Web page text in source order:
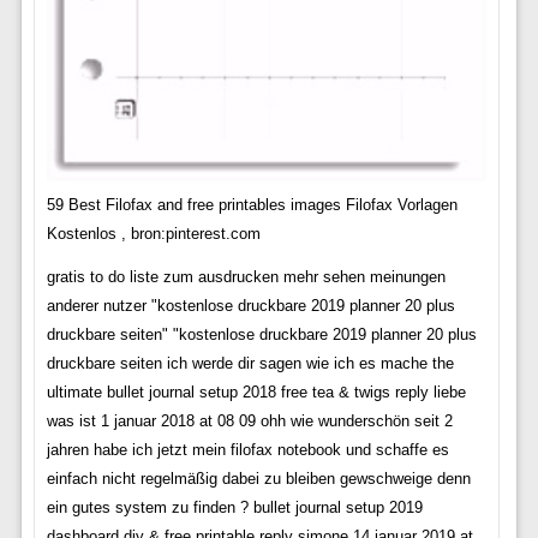
59 Best Filofax and free printables images Filofax Vorlagen
Kostenlos , bron:pinterest.com
gratis to do liste zum ausdrucken mehr sehen meinungen
anderer nutzer "kostenlose druckbare 2019 planner 20 plus
druckbare seiten" "kostenlose druckbare 2019 planner 20 plus
druckbare seiten ich werde dir sagen wie ich es mache the
ultimate bullet journal setup 2018 free tea & twigs reply liebe
was ist 1 januar 2018 at 08 09 ohh wie wunderschön seit 2
jahren habe ich jetzt mein filofax notebook und schaffe es
einfach nicht regelmäßig dabei zu bleiben gewschweige denn
ein gutes system zu finden ? bullet journal setup 2019